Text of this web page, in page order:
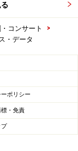
コンサート
>
・データ
ポリシー
・免責